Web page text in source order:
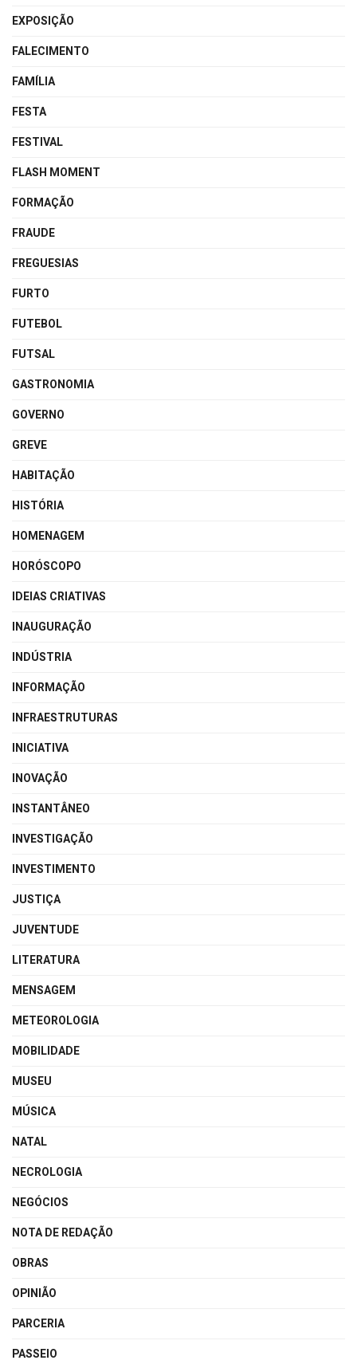
EXPOSIÇÃO
FALECIMENTO
FAMÍLIA
FESTA
FESTIVAL
FLASH MOMENT
FORMAÇÃO
FRAUDE
FREGUESIAS
FURTO
FUTEBOL
FUTSAL
GASTRONOMIA
GOVERNO
GREVE
HABITAÇÃO
HISTÓRIA
HOMENAGEM
HORÓSCOPO
IDEIAS CRIATIVAS
INAUGURAÇÃO
INDÚSTRIA
INFORMAÇÃO
INFRAESTRUTURAS
INICIATIVA
INOVAÇÃO
INSTANTÂNEO
INVESTIGAÇÃO
INVESTIMENTO
JUSTIÇA
JUVENTUDE
LITERATURA
MENSAGEM
METEOROLOGIA
MOBILIDADE
MUSEU
MÚSICA
NATAL
NECROLOGIA
NEGÓCIOS
NOTA DE REDAÇÃO
OBRAS
OPINIÃO
PARCERIA
PASSEIO